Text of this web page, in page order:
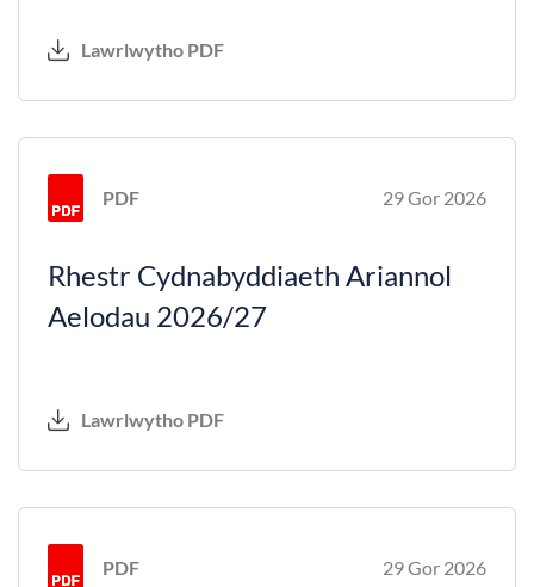
Lawrlwytho PDF
PDF 29 Gor 2026
Rhestr Cydnabyddiaeth Ariannol
Aelodau 2026/27
Lawrlwytho PDF
PDF 29 Gor 2026